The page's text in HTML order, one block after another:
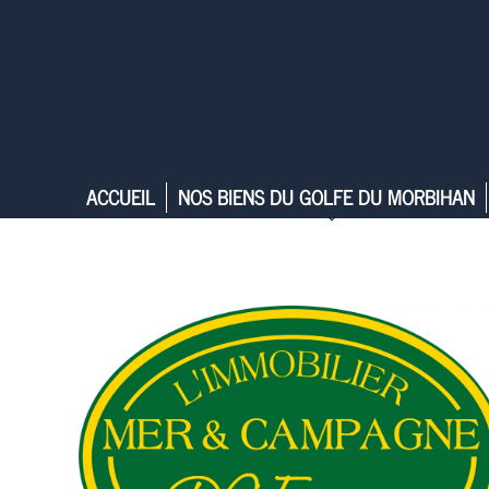
ACCUEIL NOS BIENS DU GOLFE DU MORBIHAN